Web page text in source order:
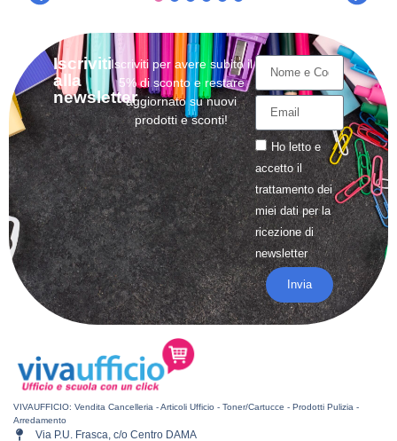
Iscriviti
alla
newsletter
Iscriviti per avere subito il
5% di sconto e restare
aggiornato su nuovi
prodotti e sconti!
Ho letto e
accetto il
trattamentodei
miei dati per la
ricezione di
newsletter
Invia
VIVAUFFICIO: Vendita Cancelleria - Articoli Ufficio - Toner/Cartucce - Prodotti Pulizia -
Arredamento
Via P.U. Frasca, c/o Centro DAMA